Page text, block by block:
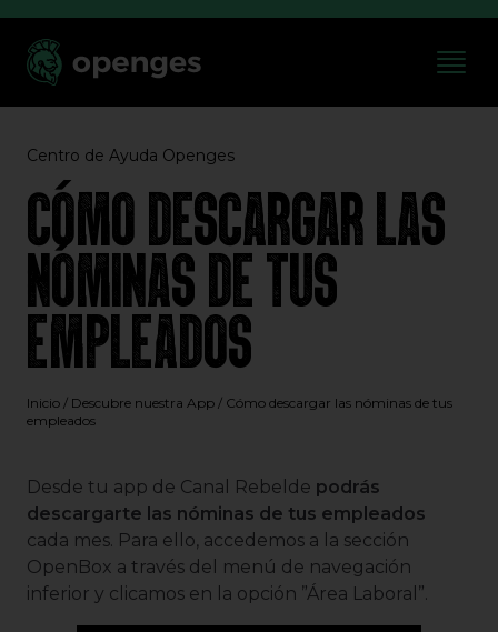
Centro de Ayuda Openges
CÓMO DESCARGAR LAS
NÓMINAS DE TUS
EMPLEADOS
Inicio / Descubre nuestra App / Cómo descargar las nóminas de tus
empleados
Desde tu app de Canal Rebelde podrás
descargarte las nóminas de tus empleados
cada mes. Para ello, accedemos a la sección
OpenBox a través del menú de navegación
inferior y clicamos en la opción ”Área Laboral”.